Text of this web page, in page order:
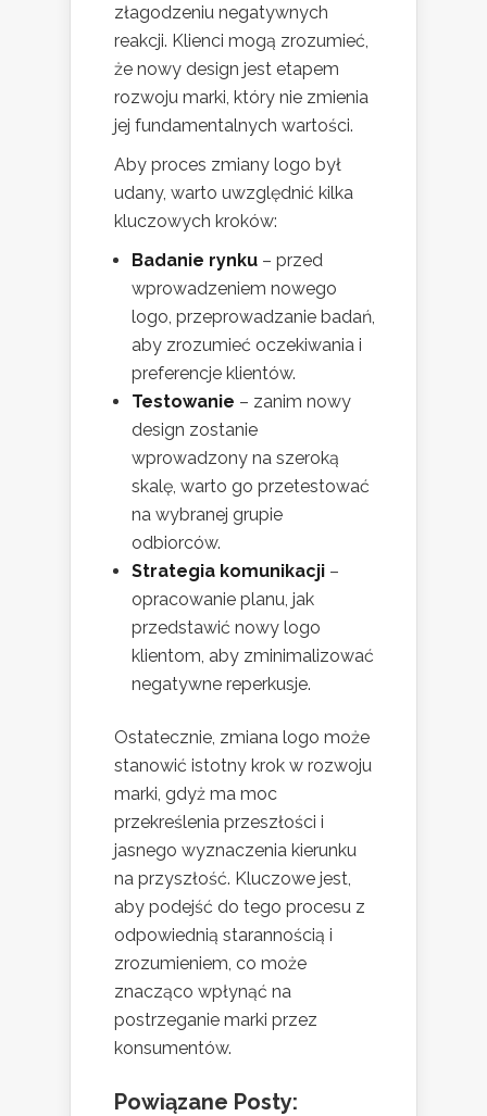
złagodzeniu negatywnych
reakcji. Klienci mogą zrozumieć,
że nowy design jest etapem
rozwoju marki, który nie zmienia
jej fundamentalnych wartości.
Aby proces zmiany logo był
udany, warto uwzględnić kilka
kluczowych kroków:
Badanie rynku – przed
wprowadzeniem nowego
logo, przeprowadzanie badań,
aby zrozumieć oczekiwania i
preferencje klientów.
Testowanie – zanim nowy
design zostanie
wprowadzony na szeroką
skalę, warto go przetestować
na wybranej grupie
odbiorców.
Strategia komunikacji –
opracowanie planu, jak
przedstawić nowy logo
klientom, aby zminimalizować
negatywne reperkusje.
Ostatecznie, zmiana logo może
stanowić istotny krok w rozwoju
marki, gdyż ma moc
przekreślenia przeszłości i
jasnego wyznaczenia kierunku
na przyszłość. Kluczowe jest,
aby podejść do tego procesu z
odpowiednią starannością i
zrozumieniem, co może
znacząco wpłynąć na
postrzeganie marki przez
konsumentów.
Powiązane Posty: